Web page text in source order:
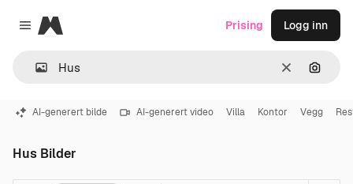
Close menu
Magnific
Slett Søk
Prising Logg inn
AI-generert bilde AI-generert video Villa Kontor Vegg
Hus Bilder